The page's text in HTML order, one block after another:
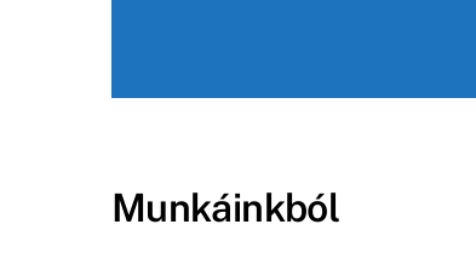
Munkáinkból